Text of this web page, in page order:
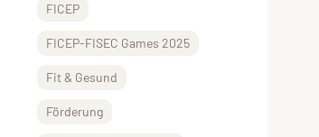
FICEP
FICEP-FISEC Games 2025
Fit & Gesund
Förderung